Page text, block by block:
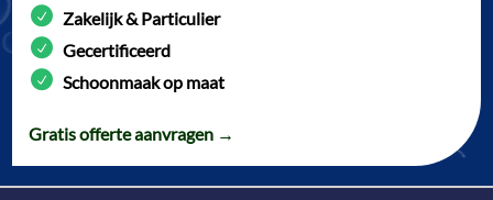
Zakelijk & Particulier
Gecertificeerd
Schoonmaak op maat
Gratis offerte aanvragen →